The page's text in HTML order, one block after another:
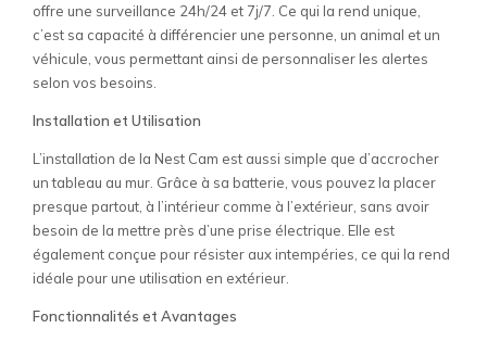
offre une surveillance 24h/24 et 7j/7. Ce qui la rend unique,
c’est sa capacité à différencier une personne, un animal et un
véhicule, vous permettant ainsi de personnaliser les alertes
selon vos besoins.
Installation et Utilisation
L’installation de la Nest Cam est aussi simple que d’accrocher
un tableau au mur. Grâce à sa batterie, vous pouvez la placer
presque partout, à l’intérieur comme à l’extérieur, sans avoir
besoin de la mettre près d’une prise électrique. Elle est
également conçue pour résister aux intempéries, ce qui la rend
idéale pour une utilisation en extérieur.
Fonctionnalités et Avantages